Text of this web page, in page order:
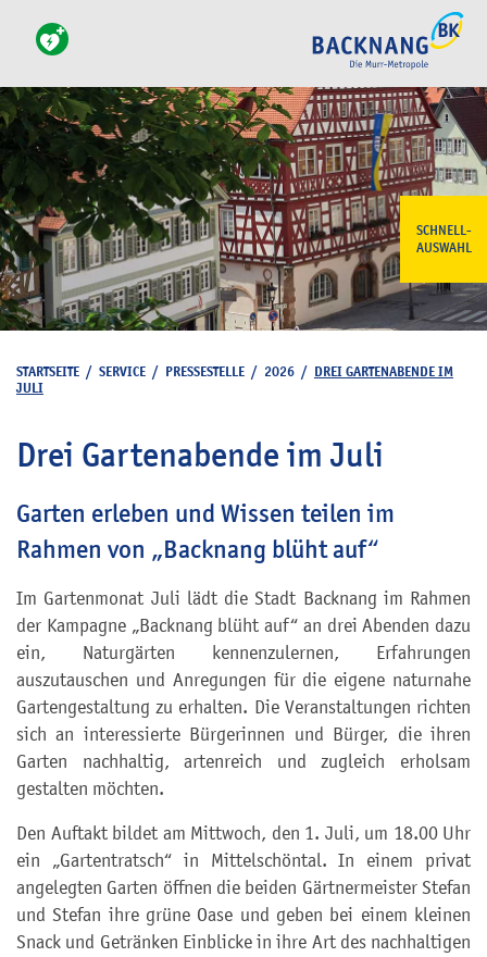
SCHNELL-
AUSWAHL
STARTSEITE / SERVICE / PRESSESTELLE / 2026 / DREI GARTENABENDE IM
JULI
Drei Gartenabende im Juli
Garten erleben und Wissen teilen im
Rahmen von „Backnang blüht auf“
Im Gartenmonat Juli lädt die Stadt Backnang im Rahmen
der Kampagne „Backnang blüht auf“ an drei Abenden dazu
ein, Naturgärten kennenzulernen, Erfahrungen
auszutauschen und Anregungen für die eigene naturnahe
Gartengestaltung zu erhalten. Die Veranstaltungen richten
sich an interessierte Bürgerinnen und Bürger, die ihren
Garten nachhaltig, artenreich und zugleich erholsam
gestalten möchten.
Den Auftakt bildet am Mittwoch, den 1. Juli, um 18.00 Uhr
ein „Gartentratsch“ in Mittelschöntal. In einem privat
angelegten Garten öffnen die beiden Gärtnermeister Stefan
und Stefan ihre grüne Oase und geben bei einem kleinen
Snack und Getränken Einblicke in ihre Art des nachhaltigen